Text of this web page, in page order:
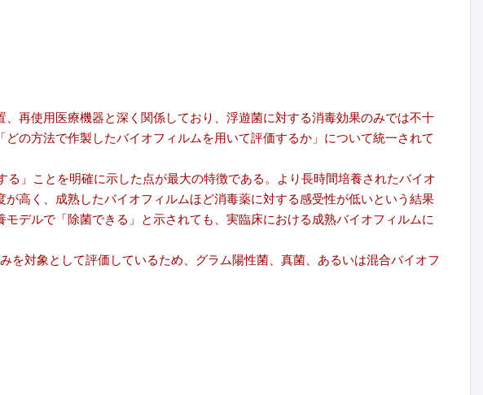
再使用医療機器と深く関係しており、浮遊菌に対する消毒効果のみでは不十
の方法で作製したバイオフィルムを用いて評価するか」について統一されて
」ことを明確に示した点が最大の特徴である。より長時間培養されたバイオ
高く、成熟したバイオフィルムほど消毒薬に対する感受性が低いという結果
デルで「除菌できる」と示されても、実臨床における成熟バイオフィルムに
みを対象として評価しているため、グラム陽性菌、真菌、あるいは混合バイオフ